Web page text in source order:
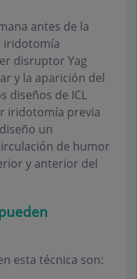
antes de la
iridotomía
disruptor Yag
y la aparición del
diseños de ICL
iridotomía previa
un
de humor
y anterior del
esta técnica son: